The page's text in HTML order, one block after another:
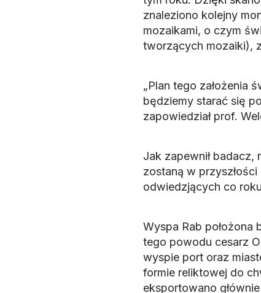
znaleziono kolejny
mozaikami, o czym
tworzących mozaiki),
„Plan tego założenia
będziemy starać się
zapowiedział prof.
Jak zapewnił
zostaną w
odwiedzjących co
Wyspa Rab położona
tego powodu cesarz
wyspie port oraz
formie reliktowej do
eksportowano